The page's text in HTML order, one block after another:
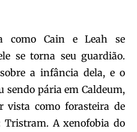
como Cain e Leah se
se torna seu guardião.
a infância dela, e o
sendo pária em Caldeum,
vista como forasteira de
Tristram. A xenofobia do